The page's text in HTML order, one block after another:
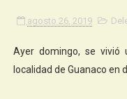
agosto 26, 2019
Ayer domingo, se vivió
localidad de Guanaco en